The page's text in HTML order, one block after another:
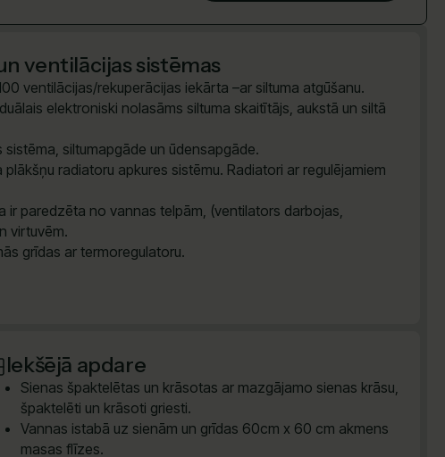
ventilācijas sistēmas
ventilācijas/rekuperācijas iekārta –ar siltuma atgūšanu.
elektroniski nolasāms siltuma skaitītājs, aukstā un siltā
siltumapgāde un ūdensapgāde.
radiatoru apkures sistēmu. Radiatori ar regulējamiem
ir paredzēta no vannas telpām, (ventilators darbojas,
virtuvēm.
grīdas ar termoregulatoru.
Iekšējā apdare
Sienas špaktelētas un krāsotas ar mazgājamo sienas krāsu,
špaktelēti un krāsoti griesti.
Vannas istabā uz sienām un grīdas 60cm x 60 cm akmens
masas flīzes.